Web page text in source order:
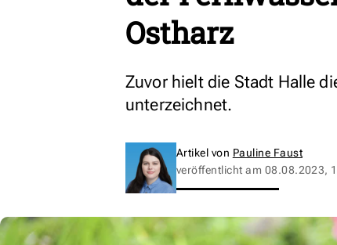
Ostharz
Zuvor hielt die Stadt Halle
unterzeichnet.
Artikel von Pauline Faust
veröffentlicht am 08.08.2023,